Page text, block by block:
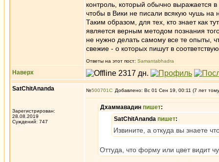
контроль, который обычно выражается в
чтобы в Вики не писали всякую чушь на
Таким образом, для тех, кто знает как
является верным методом познания
не нужно делать самому все те опыты,
свежие - о которых пишут в
Ответы на этот пост: Samantabhadra
Наверх
SatChitAnanda
Зарегистрирован:
28.08.2019
Суждений: 747
№500701 Добавлено: Вс 01 Сен 19, 00:11 (7 лет
Дхаммавадин пишет:
SatChitAnanda пишет:
Извините, а откуда вы знаете
Оттуда, что форму или цвет видит